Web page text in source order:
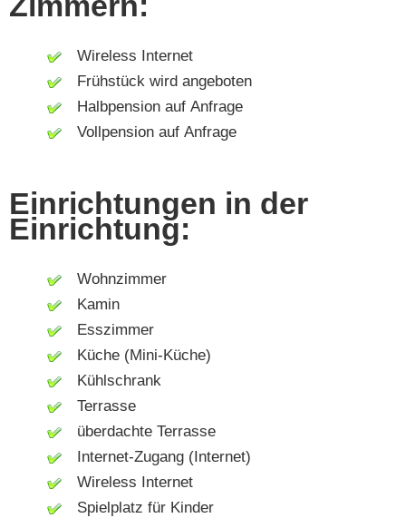
Wireless Internet
Frühstück wird angeboten
Halbpension auf Anfrage
Vollpension auf Anfrage
Einrichtungen in der
Einrichtung:
Wohnzimmer
Kamin
Esszimmer
Küche (Mini-Küche)
Kühlschrank
Terrasse
überdachte Terrasse
Internet-Zugang (Internet)
Wireless Internet
Spielplatz für Kinder